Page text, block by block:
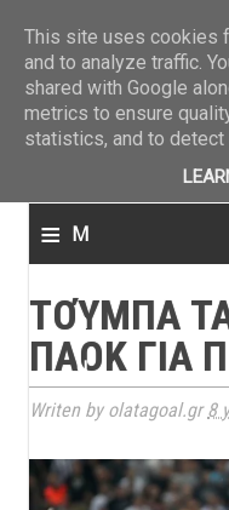
≡ M
n
u
ΤΟΎΜΠΑ
ΠΑΟΚ ΓΙΑ
Writen by olatagoal.gr8
This site uses cookies
and to analyze traffic.
shared with Google
metrics to ensure
statistics, and to detect